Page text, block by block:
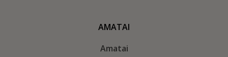
AMATAI
Amatai